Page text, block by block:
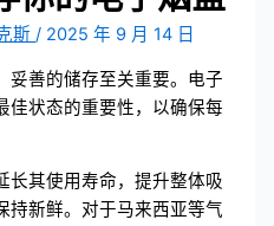
斯/ 2025 年 9 月 14 日
妥善的储存至关重要。电子
佳状态的重要性，以确保每
长其使用寿命，提升整体吸
持新鲜。对于马来西亚等气